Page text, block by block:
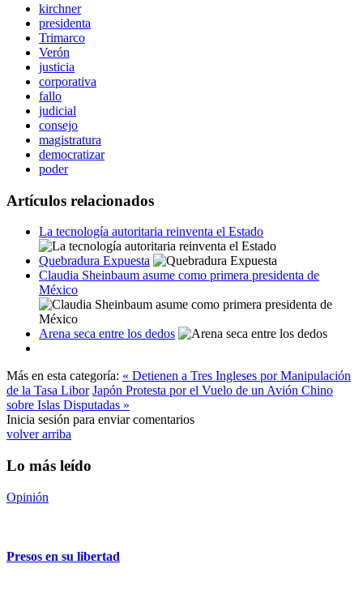
kirchner
presidenta
Trimarco
Verón
justicia
corporativa
fallo
judicial
consejo
magistratura
democratizar
poder
Artículos relacionados
La tecnología autoritaria reinventa el Estado
Quebradura Expuesta
Claudia Sheinbaum asume como primera presidenta de
México
Arena seca entre los dedos
Más en esta categoría: « Detienen a Tres Ingleses por Manipulación
de la Tasa Libor Japón Protesta por el Vuelo de un Avión Chino
sobre Islas Disputadas »
Inicia sesión para enviar comentarios
volver arriba
Lo más leído
Opinión
Presos en su libertad